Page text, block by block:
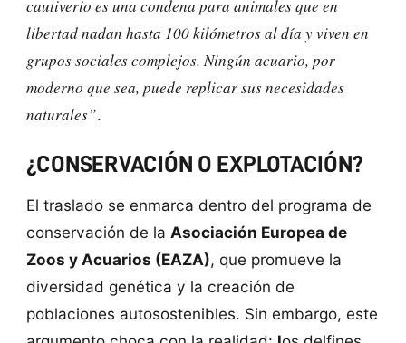
cautiverio es una condena para animales que en
libertad nadan hasta 100 kilómetros al día y viven en
grupos sociales complejos. Ningún acuario, por
moderno que sea, puede replicar sus necesidades
naturales”.
¿CONSERVACIÓN O EXPLOTACIÓN?
El traslado se enmarca dentro del programa de
conservación de la Asociación Europea de
Zoos y Acuarios (EAZA), que promueve la
diversidad genética y la creación de
poblaciones autosostenibles. Sin embargo, este